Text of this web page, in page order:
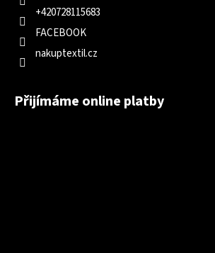
+420728115683
FACEBOOK
nakuptextil.cz
Přijímáme online platby